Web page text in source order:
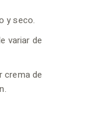
y seco.
variar de
crema de